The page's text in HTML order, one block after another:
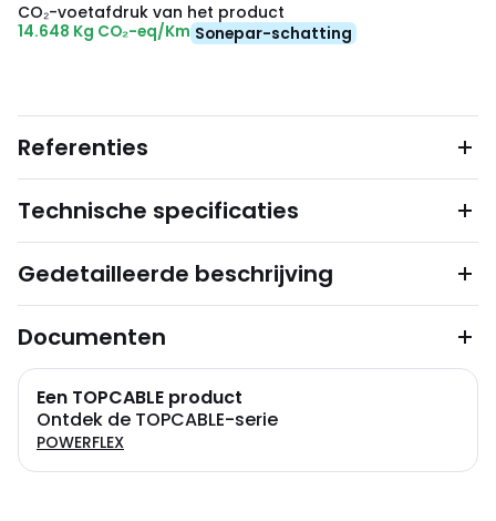
CO₂-voetafdruk van het product
14.648 Kg CO₂-eq/Km Sonepar-schatting
Referenties
Technische specificaties
Gedetailleerde beschrijving
Documenten
Een TOPCABLE product
Ontdek de TOPCABLE-serie
POWERFLEX